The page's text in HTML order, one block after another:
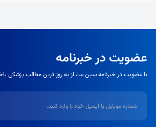
عضویت در خبرنامه
با عضویت در خبرنامه سین سا، از به روز ترین مطالب پزشکی